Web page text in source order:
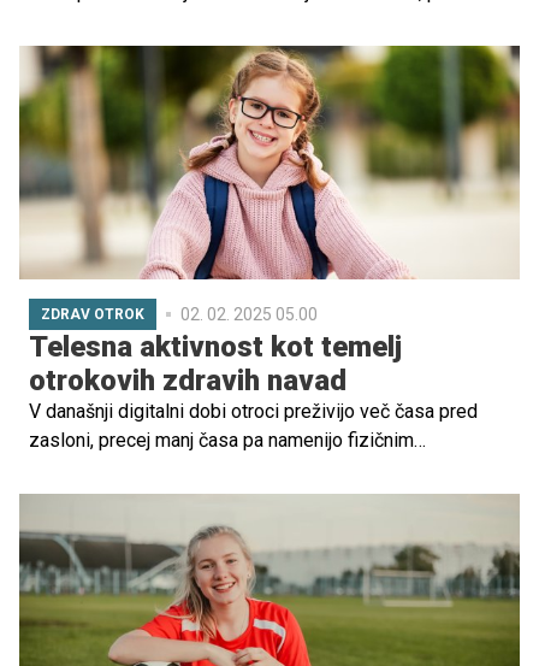
čudnega torej, da po prihodu otrok številni potujejo zgolj
še na preverjene destinacije, po možnosti z avtomobilom,
da se lahko nemudoma vrnejo, če gre kaj narobe. Pa ni
treba, da je temu tako. Tudi z malčki je mogoče ugodno in
udobno potovati z letalom. Če vas kljub temu prevzemajo
dvomi, lahko za prvi družinski polet izberete kakšno
bližnjo destinacijo, ki je še posebej prijazna do otrok. Ena
takih je denimo sončna Valencia!
ZDRAV OTROK 02. 02. 2025 05.00
Telesna aktivnost kot temelj
otrokovih zdravih navad
V današnji digitalni dobi otroci preživijo več časa pred
zasloni, precej manj časa pa namenijo fizičnim
pomembne posledice za njihovo splošno zdravje in
razvoj. Gibanje namreč igra ključno vlogo pri ohranjanju
otrokovega telesnega, duševnega in čustvenega dobrega
počutja. V nadaljevanju preverite, zakaj je pomembno
otroka spodbujati h gibanju in kako zelo pomembno je to
za njegovo prihodnost.